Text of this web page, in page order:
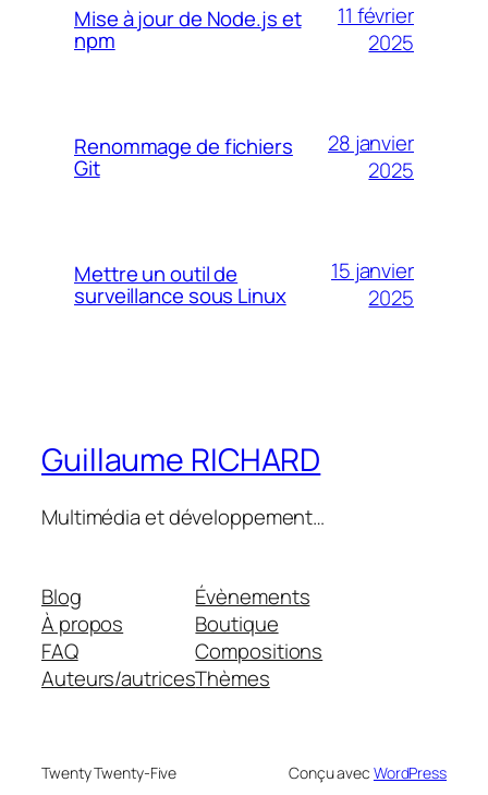
Mise à jour de Node.js et
npm
11 février
2025
Renommage de fichiers
Git
28 janvier
2025
Mettre un outil de
surveillance sous Linux
15 janvier
2025
Guillaume RICHARD
Multimédia et développement…
Blog
À propos
FAQ
Auteurs/autrices
Évènements
Boutique
Compositions
Thèmes
Twenty Twenty-Five Conçu avec WordPress